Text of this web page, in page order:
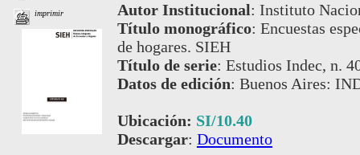
imprimir Autor Institucional: Instituto
Título monográfico: Encuestas
de hogares. SIEH
Título de serie: Estudios Indec, n.
Datos de edición: Buenos Aires:
Ubicación: SI/10.40
Descargar: Documento